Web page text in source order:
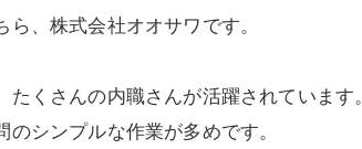
、株式会社オオサワです。
くさんの内職さんが活躍されています。
シンプルな作業が多めです。